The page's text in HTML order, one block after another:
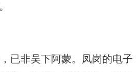
非吴下阿蒙。凤岗的电子